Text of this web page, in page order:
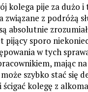
kolega pije za dużo
związane z podróżą
absolutnie
pijący sporo
w tych
mając
szybko stać się
i ścigać kolegę z